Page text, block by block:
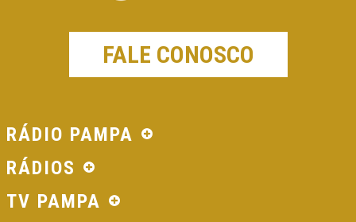
FALE CONOSCO
RÁDIO PAMPA
RÁDIOS
TV PAMPA